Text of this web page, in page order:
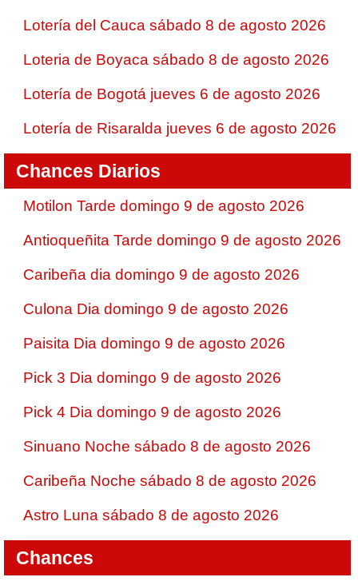
Lotería del Cauca sábado 8 de agosto 2026
Loteria de Boyaca sábado 8 de agosto 2026
Lotería de Bogotá jueves 6 de agosto 2026
Lotería de Risaralda jueves 6 de agosto 2026
Chances Diarios
Motilon Tarde domingo 9 de agosto 2026
Antioqueñita Tarde domingo 9 de agosto 2026
Caribeña dia domingo 9 de agosto 2026
Culona Dia domingo 9 de agosto 2026
Paisita Dia domingo 9 de agosto 2026
Pick 3 Dia domingo 9 de agosto 2026
Pick 4 Dia domingo 9 de agosto 2026
Sinuano Noche sábado 8 de agosto 2026
Caribeña Noche sábado 8 de agosto 2026
Astro Luna sábado 8 de agosto 2026
Chances